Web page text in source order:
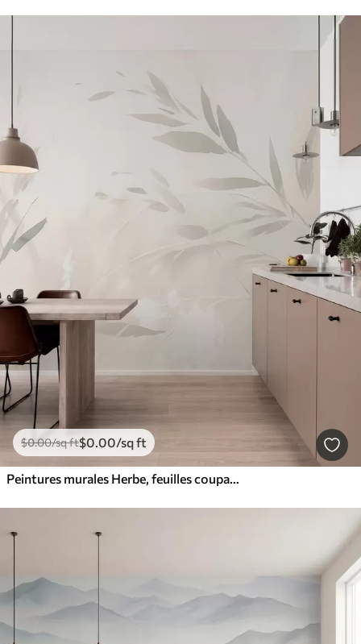
$0.00/sq ft$0.00/sq ft
Peintures murales Herbe, feuilles coupantes